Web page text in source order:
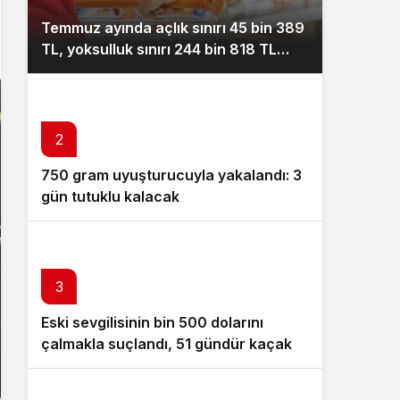
Gece Modu
Gece modunu seçin.
Temmuz ayında açlık sınırı 45 bin 389
TL, yoksulluk sınırı 244 bin 818 TL
oldu
2
750 gram uyuşturucuyla yakalandı: 3
gün tutuklu kalacak
3
Eski sevgilisinin bin 500 dolarını
çalmakla suçlandı, 51 gündür kaçak
yaşadığı ortaya çıktı